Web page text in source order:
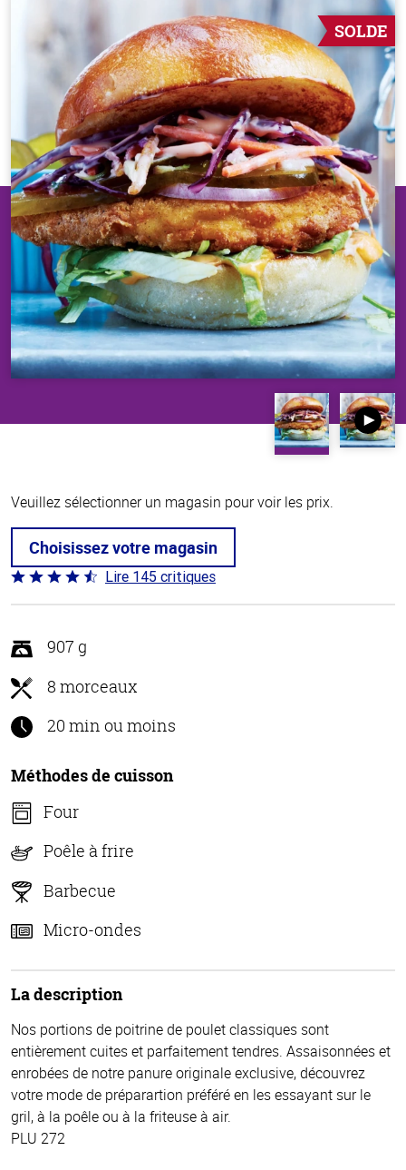
SOLDE
Veuillez sélectionner un magasin pour voir les prix.
Choisissez votre magasin
Coté
4.5 sur
Lire 145 critiques
907 g
8 morceaux
20 min ou moins
Méthodes de cuisson
Four
Poêle à frire
Barbecue
Micro-ondes
La description
Nos portions de poitrine de poulet classiques sont
entièrement cuites et parfaitement tendres. Assaisonnées et
enrobées de notre panure originale exclusive, découvrez
votre mode de préparartion préféré en les essayant sur le
gril, à la poêle ou à la friteuse à air.
PLU 272